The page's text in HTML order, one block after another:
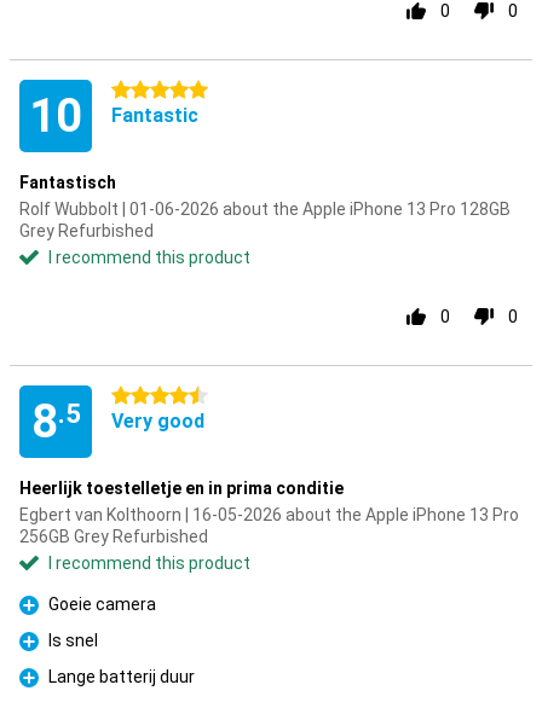
0 0
10 5 stars
Fantastic
Fantastisch
Rolf Wubbolt | 01-06-2026 about the Apple iPhone 13 Pro 128GB
Grey Refurbished
I recommend this product
0 0
8.5
4.5 stars
Very good
Heerlijk toestelletje en in prima conditie
Egbert van Kolthoorn | 16-05-2026 about the Apple iPhone 13 Pro
256GB Grey Refurbished
I recommend this product
Pro
Goeie camera
Pro
Is snel
Pro
Lange batterij duur